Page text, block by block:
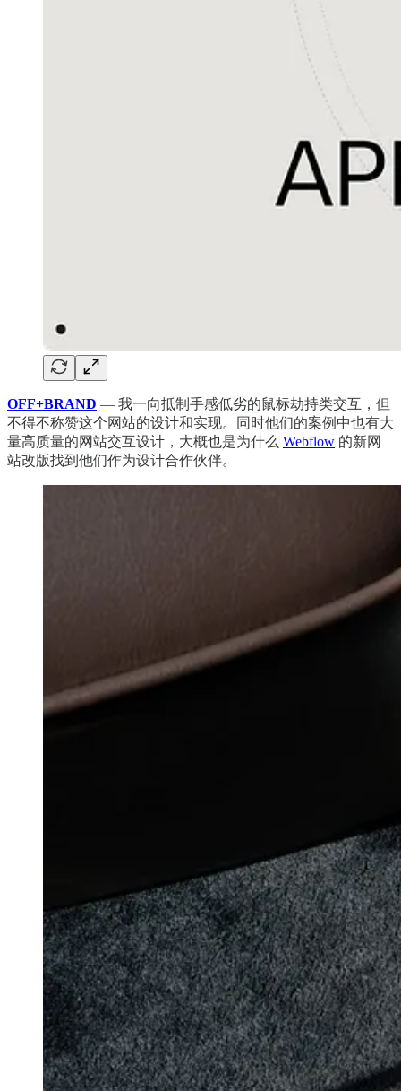
OFF+BRAND — 我一向抵制手感低劣的鼠标劫持类交互，但
不得不称赞这个网站的设计和实现。同时他们的案例中也有大
量高质量的网站交互设计，大概也是为什么 Webflow 的新网
站改版找到他们作为设计合作伙伴。